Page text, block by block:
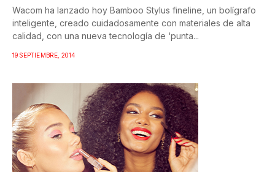
Wacom ha lanzado hoy Bamboo Stylus fineline, un bolígrafo
inteligente, creado cuidadosamente con materiales de alta
calidad, con una nueva tecnología de ‘punta...
19 SEPTIEMBRE, 2014